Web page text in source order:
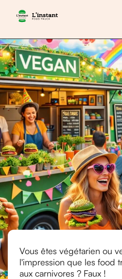
Vous êtes végétarien ou
l'impression que les food
aux carnivores ? Faux !